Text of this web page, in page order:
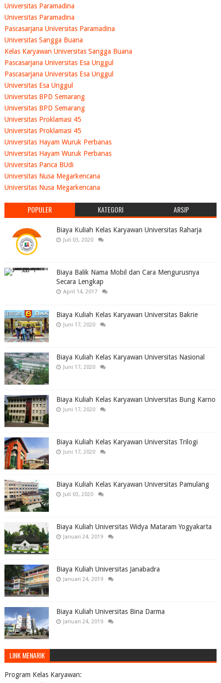
Universitas Paramadina
Universitas Paramadina
Pascasarjana Universitas Paramadina
Universitas Sangga Buana
Kelas Karyawan Universitas Sangga Buana
Pascasarjana Universitas Esa Unggul
Pascasarjana Universitas Esa Unggul
Universitas Esa Unggul
Universitas BPD Semarang
Universitas BPD Semarang
Universitas Proklamasi 45
Universitas Proklamasi 45
Universitas Hayam Wuruk Perbanas
Universitas Hayam Wuruk Perbanas
Universitas Panca BUdi
Universitas Nusa Megarkencana
Universitas Nusa Megarkencana
POPULER KATEGORI ARSIP
Biaya Kuliah Kelas Karyawan Universitas Raharja
Juli 03, 2020
Biaya Balik Nama Mobil dan Cara Mengurusnya
Secara Lengkap
April 14, 2017
Biaya Kuliah Kelas Karyawan Universitas Bakrie
Juni 17, 2020
Biaya Kuliah Kelas Karyawan Universitas Nasional
Juni 17, 2020
Biaya Kuliah Kelas Karyawan Universitas Bung Karno
Juni 17, 2020
Biaya Kuliah Kelas Karyawan Universitas Trilogi
Juni 17, 2020
Biaya Kuliah Kelas Karyawan Universitas Pamulang
Juli 03, 2020
Biaya Kuliah Universitas Widya Mataram Yogyakarta
Januari 24, 2019
Biaya Kuliah Universitas Janabadra
Januari 24, 2019
Biaya Kuliah Universitas Bina Darma
Januari 24, 2019
LINK MENARIK
Program Kelas Karyawan: